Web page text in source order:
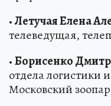
•Летучая Елена
телеведущая,
•Борисенко
отдела логистики
Московский